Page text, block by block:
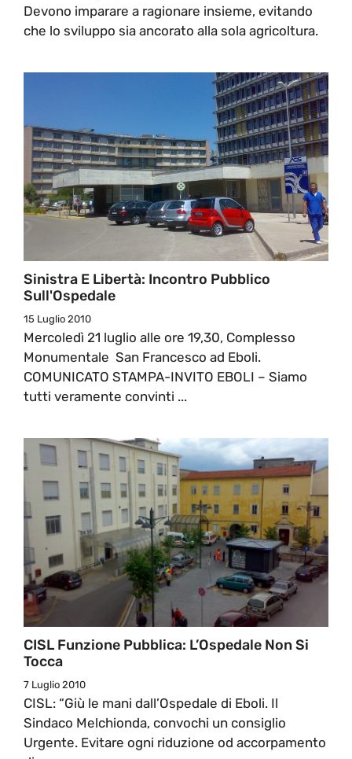
Devono imparare a ragionare insieme, evitando
che lo sviluppo sia ancorato alla sola agricoltura.
Sinistra E Libertà: Incontro Pubblico
Sull'Ospedale
15 Luglio 2010
Mercoledì 21 luglio alle ore 19,30, Complesso
Monumentale San Francesco ad Eboli.
COMUNICATO STAMPA-INVITO EBOLI – Siamo
tutti veramente convinti ...
CISL Funzione Pubblica: L’Ospedale Non Si
Tocca
7 Luglio 2010
CISL: “Giù le mani dall’Ospedale di Eboli. Il
Sindaco Melchionda, convochi un consiglio
Urgente. Evitare ogni riduzione od accorpamento